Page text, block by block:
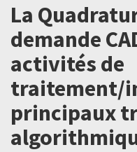
La
demande
activités de
traitement/
principaux